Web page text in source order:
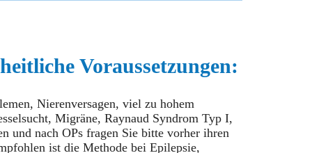
Voraussetzungen:
Nierenversagen, viel zu hohem
Migräne, Raynaud Syndrom Typ I,
und nach OPs fragen Sie bitte vorher ihren
ist die Methode bei Epilepsie,